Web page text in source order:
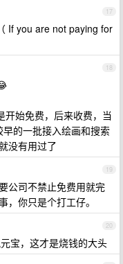
17
If you are not paying for
18
开始免费，后来收费，当
的一批接入绘画和搜索
没有用过了
19
公司不禁止免费用就完
，你只是个打工仔。
20
宝，这才是烧钱的大头